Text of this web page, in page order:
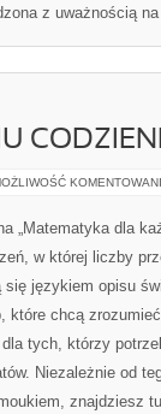
z uważnością
„Matematyka dla
w której liczby
się językiem opisu
które chcą
tych, którzy
Niezależnie od
znajdziesz